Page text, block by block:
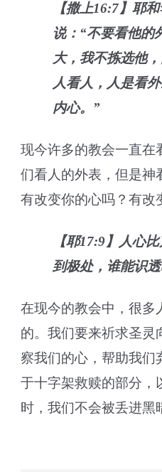
【撒上16:7】耶
说：“不要看他的
大，我不拣选他
人看人，人是看
内心。”
现今许多的教会一直在
们看人的外表，但是神
有改变你的心吗？有改
【耶17:9】人心
到极处，谁能识
在现今的教会中，很多
的。我们要来祈求圣灵
察我们的心，帮助我们
于十字架救赎的部分，
时，我们不会被丢进黑